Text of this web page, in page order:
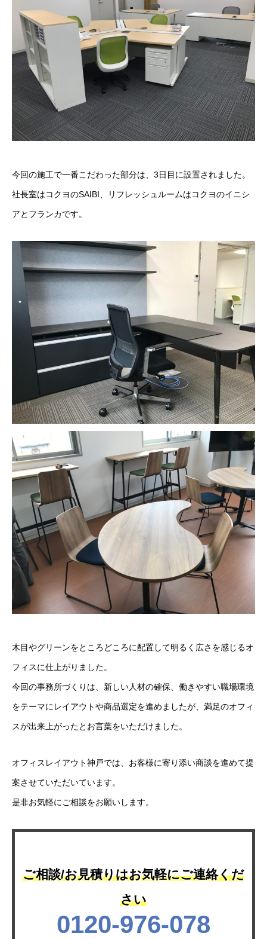
営業スタッフ紹介
運営会社
お問い合わせ
今回の施工で一番こだわった部分は、3日目に設置されました。
社長室はコクヨのSAIBI、リフレッシュルームはコクヨのイニシ
アとフランカです。
木目やグリーンをところどころに配置して明るく広さを感じるオ
フィスに仕上がりました。
今回の事務所づくりは、新しい人材の確保、働きやすい職場環境
をテーマにレイアウトや商品選定を進めましたが、満足のオフィ
スが出来上がったとお言葉をいただけました。
オフィスレイアウト神戸では、お客様に寄り添い商談を進めて提
案させていただいています。
是非お気軽にご相談をお願いします。
ご相談/お見積りはお気軽にご連絡くだ
さい
0120-976-078